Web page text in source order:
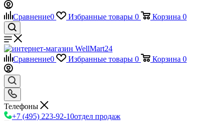
Сравнение0 Избранные товары 0 Корзина 0
Сравнение0 Избранные товары 0 Корзина 0
Телефоны
+7 (495) 223-92-10отдел продаж